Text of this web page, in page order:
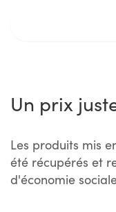
Un prix
Les produits mis
été récupérés et
d'économie